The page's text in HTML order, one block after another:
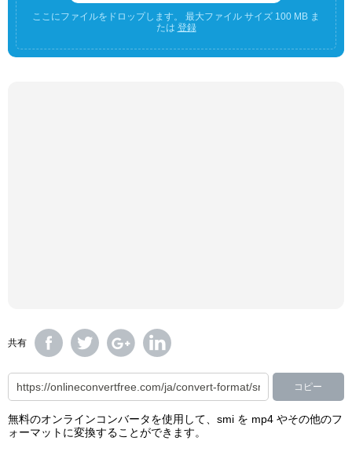
ここにファイルをドロップします。 最大ファイル サイズ 100 MB ま
たは 登録
共有
コピー
無料のオンラインコンバータを使用して、smi を mp4 やその他のフ
ォーマットに変換することができます。